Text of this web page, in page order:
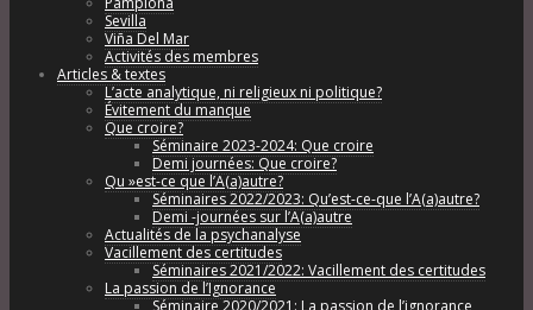
Sevilla
Viña Del Mar
Activités des membres
Articles & textes
L’acte analytique, ni religieux ni politique?
Évitement du manque
Que croire?
Séminaire 2023-2024: Que croire
Demi journées: Que croire?
Qu »est-ce que l’A(a)autre?
Séminaires 2022/2023: Qu’est-ce-que l’A(a)autre?
Demi -journées sur l’A(a)autre
Actualités de la psychanalyse
Vacillement des certitudes
Séminaires 2021/2022: Vacillement des certitudes
La passion de l’Ignorance
Séminaire 2020/2021: La passion de l’ignorance